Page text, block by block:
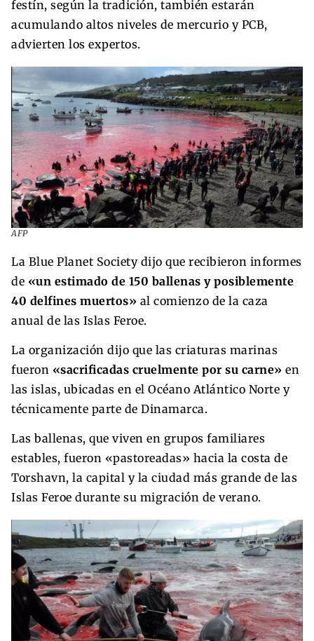
festín, según la tradición, también estarán
acumulando altos niveles de mercurio y PCB,
advierten los expertos.
AFP
La Blue Planet Society dijo que recibieron informes
de «un estimado de 150 ballenas y posiblemente
40 delfines muertos» al comienzo de la caza
anual de las Islas Feroe.
La organización dijo que las criaturas marinas
fueron «sacrificadas cruelmente por su carne» en
las islas, ubicadas en el Océano Atlántico Norte y
técnicamente parte de Dinamarca.
Las ballenas, que viven en grupos familiares
estables, fueron «pastoreadas» hacia la costa de
Torshavn, la capital y la ciudad más grande de las
Islas Feroe durante su migración de verano.